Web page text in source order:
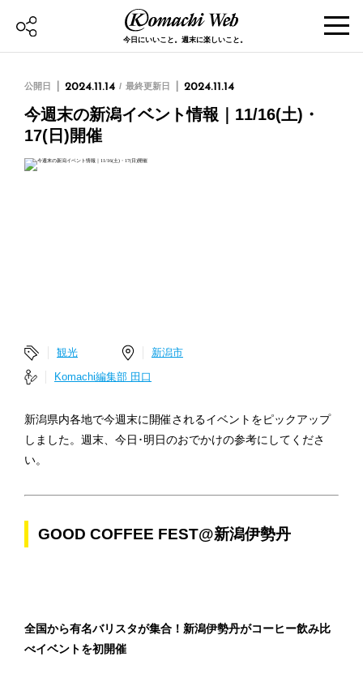
今日にいいこと。週末に楽しいこと。
公開日 2024.11.14 最終更新日 2024.11.14
今週末の新潟イベント情報｜11/16(土)・
17(日)開催
観光
新潟市
Komachi編集部 田口
新潟県内各地で今週末に開催されるイベントをピックアップ
しました。週末、今日･明日のおでかけの参考にしてくださ
い。
GOOD COFFEE FEST@新潟伊勢丹
全国から有名バリスタが集合！新潟伊勢丹がコーヒー飲み比
べイベントを初開催